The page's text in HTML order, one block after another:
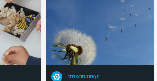
DÉFI SCIENTIFIQUE